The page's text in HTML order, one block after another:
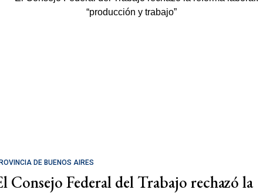
DE BUENOS AIRES
Consejo Federal del Trabajo rechazó la